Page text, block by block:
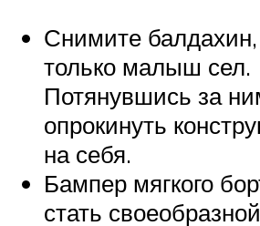
Снимите
только малыш сел.
Потянувшись за
опрокинуть
на себя.
Бампер мягкого
стать